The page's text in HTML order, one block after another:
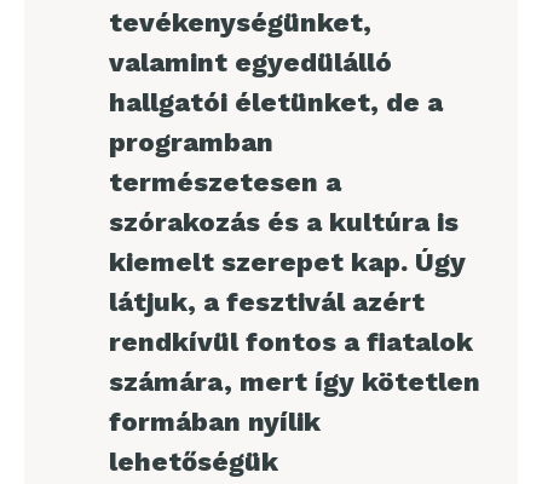
tevékenységünket,
valamint egyedülálló
hallgatói életünket, de a
programban
természetesen a
szórakozás és a kultúra is
kiemelt szerepet kap. Úgy
látjuk, a fesztivál azért
rendkívül fontos a fiatalok
számára, mert így kötetlen
formában nyílik
lehetőségük